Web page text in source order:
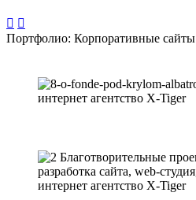
 
Портфолио: Корпоративные сайты